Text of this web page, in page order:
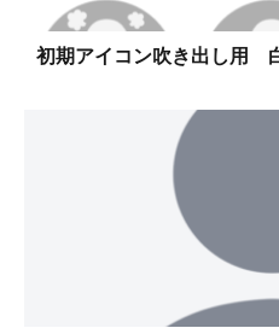
初期アイコン吹き出し用